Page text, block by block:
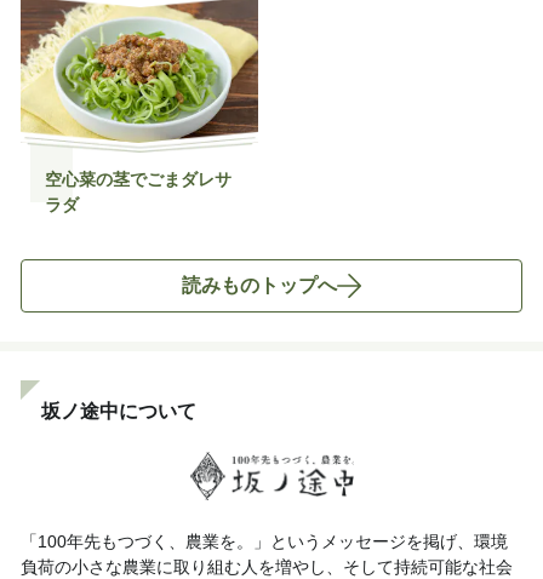
空心菜の茎でごまダレサ
ラダ
読みものトップへ
坂ノ途中について
「100年先もつづく、農業を。」というメッセージを掲げ、環境
負荷の小さな農業に取り組む人を増やし、そして持続可能な社会